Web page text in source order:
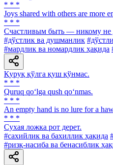
* * *
Joys shared with others are more
* * *
Счастливым быть — никому не
#дўстлик ва душманлик
#мардлик ва номардлик ҳақида
Қуруқ қўлга қуш қўнмас.
* * *
Quruq qo‘lga qush qo‘nmas.
* * *
An empty hand is no lure for a
* * *
Сухая ложка рот дерет.
#сахийлик ва бахиллик ҳақида
#ризқ-насиба ва бенасиблик